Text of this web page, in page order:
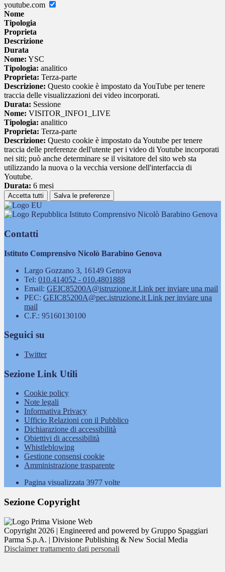
youtube.com
Nome
Tipologia
Proprieta
Descrizione
Durata
Nome: YSC
Tipologia: analitico
Proprieta: Terza-parte
Descrizione: Questo cookie è impostato da YouTube per tenere
traccia delle visualizzazioni dei video incorporati.
Durata: Sessione
Nome: VISITOR_INFO1_LIVE
Tipologia: analitico
Proprieta: Terza-parte
Descrizione: Questo cookie è impostato da Youtube per tenere
traccia delle preferenze dell'utente per i video di Youtube incorporati
nei siti; può anche determinare se il visitatore del sito web sta
utilizzando la nuova o la vecchia versione dell'interfaccia di
Youtube.
Durata: 6 mesi
Accetta tutti Salva le preferenze
Istituto Comprensivo Nicolò Barabino Genova
Contatti
Istituto Comprensivo Nicolò Barabino Genova
Largo Gozzano 3, 16149 Genova
Tel: 010.414052 - 010.4801888
Email: GEIC85200A@istruzione.it Link per inviare una mail
PEC: GEIC85200A@pec.istruzione.it Link per inviare una
mail
C.F.: 95160130100
Seguici su
Twitter
Sezione Link Utili
Cookie policy
Note legali
Informativa Privacy
Ufficio Relazioni con il Pubblico
Dichiarazione di accessibilità
Obiettivi di accessibilità
Whistleblowing
Gestione consensi cookie
Amministrazione trasparente
Pagina visualizzata 3977 volte
Sezione Copyright
Copyright 2026 | Engineered and powered by Gruppo Spaggiari
Parma S.p.A. | Divisione Publishing & New Social Media
Disclaimer trattamento dati personali